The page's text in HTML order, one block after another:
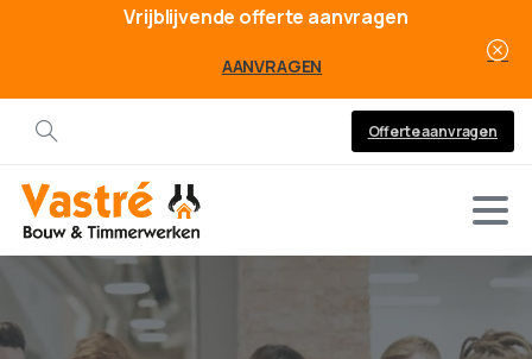
Vrijblijvende offerte aanvragen
AANVRAGEN
Offerte aanvragen